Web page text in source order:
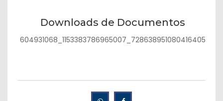
Downloads de Documentos